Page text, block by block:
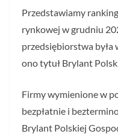
Przedstawiamy
rynkowej w grudniu
przedsiębiorstwa była
ono tytuł Brylant
Firmy wymienione w
bezpłatnie i
Brylant Polskiej